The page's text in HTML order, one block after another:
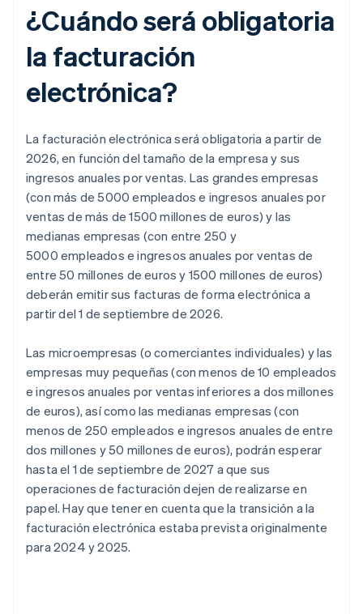
¿Cuándo será obligatoria
la facturación
electrónica?
La facturación electrónica será obligatoria a partir de
2026, en función del tamaño de la empresa y sus
ingresos anuales por ventas. Las grandes empresas
(con más de 5000 empleados e ingresos anuales por
ventas de más de 1500 millones de euros) y las
medianas empresas (con entre 250 y
5000 empleados e ingresos anuales por ventas de
entre 50 millones de euros y 1500 millones de euros)
deberán emitir sus facturas de forma electrónica a
partir del 1 de septiembre de 2026.
Las microempresas (o comerciantes individuales) y las
empresas muy pequeñas (con menos de 10 empleados
e ingresos anuales por ventas inferiores a dos millones
de euros), así como las medianas empresas (con
menos de 250 empleados e ingresos anuales de entre
dos millones y 50 millones de euros), podrán esperar
hasta el 1 de septiembre de 2027 a que sus
operaciones de facturación dejen de realizarse en
papel. Hay que tener en cuenta que la transición a la
facturación electrónica estaba prevista originalmente
para 2024 y 2025.